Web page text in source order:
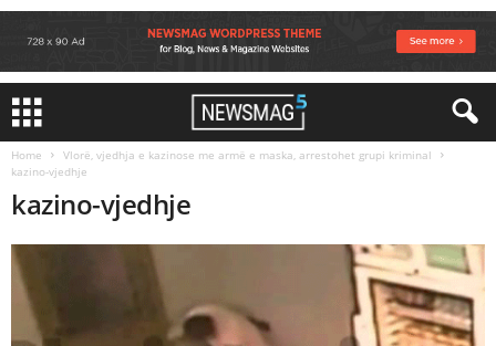
Home
Vlorë, vjedhja e kazinose me armë e maska, arrestohet grupi kriminal
kazino-vjedhje
kazino-vjedhje